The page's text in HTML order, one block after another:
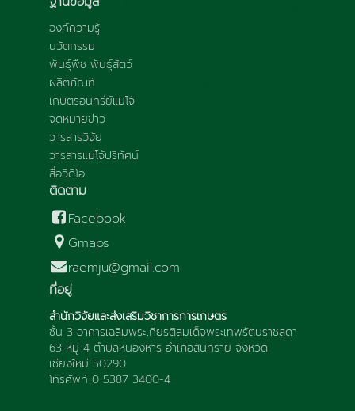
องค์ความรู้
นวัตกรรม
พันธุ์พืช พันธุ์สัตว์
ผลิตภัณฑ์
เกษตรอินทรีย์แม่โจ้
จดหมายข่าว
วารสารวิจัย
วารสารแม่โจ้ปริทัศน์
สื่อวีดีโอ
ติดตาม
Facebook
Gmaps
raemju@gmail.com
ที่อยู่
สำนักวิจัยและส่งเสริมวิชาการการเกษตร
ชั้น 3 อาคารเฉลิมพระเกียรติสมเด็จพระเทพรัตนราชสุดา
63 หมู่ 4 ตำบลหนองหาร อำเภอสันทราย จังหวัด
เชียงใหม่ 50290
โทรศัพท์ 0 5387 3400-4